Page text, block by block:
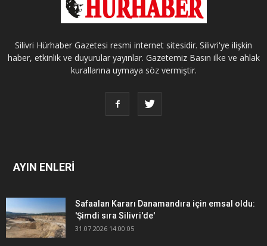
Silivri Hürhaber Gazetesi resmi internet sitesidir. Silivri'ye ilişkin
haber, etkinlik ve duyurular yayınlar. Gazetemiz Basın ilke ve ahlak
kurallarına uymaya söz vermiştir.
AYIN ENLERİ
Safaalan Kararı Danamandıra için emsal oldu:
'Şimdi sıra Silivri'de'
31.07.2026 14:00:05